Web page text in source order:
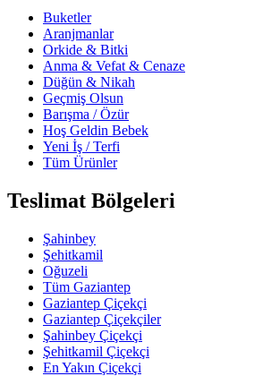
Buketler
Aranjmanlar
Orkide & Bitki
Anma & Vefat & Cenaze
Düğün & Nikah
Geçmiş Olsun
Barışma / Özür
Hoş Geldin Bebek
Yeni İş / Terfi
Tüm Ürünler
Teslimat Bölgeleri
Şahinbey
Şehitkamil
Oğuzeli
Tüm Gaziantep
Gaziantep Çiçekçi
Gaziantep Çiçekçiler
Şahinbey Çiçekçi
Şehitkamil Çiçekçi
En Yakın Çiçekçi